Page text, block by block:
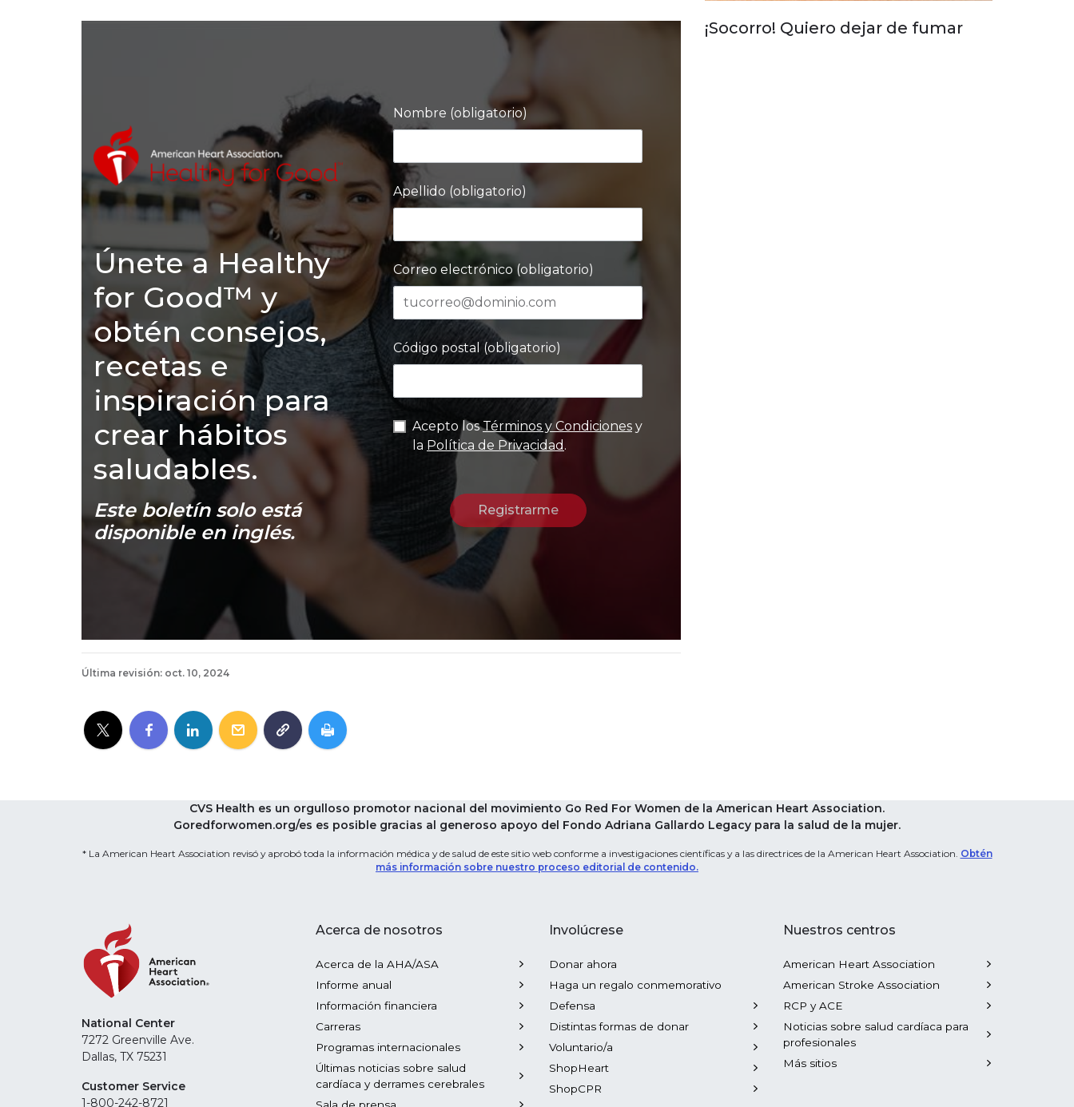
Únete a Healthy
for Good™ y
obtén consejos,
recetas e
inspiración para
crear hábitos
saludables.
Este boletín solo está
disponible en inglés.
Nombre (obligatorio)
Apellido (obligatorio)
Correo electrónico (obligatorio)
Código postal (obligatorio)
Acepto losTérminos y Condiciones y
la Política de Privacidad .
Última revisión: oct. 10, 2024
¡Socorro! Quiero dejar de fumar
CVS Health es un orgulloso promotor nacional del movimiento Go Red For Women de la American Heart Association.
Goredforwomen.org/es es posible gracias al generoso apoyo del Fondo Adriana Gallardo Legacy para la salud de la mujer.
* La American Heart Association revisó y aprobó toda la información médica y de salud de este sitio web conforme a investigaciones científicas y a las directrices de la American Heart Association. Obtén
más información sobre nuestro proceso editorial de contenido.
National Center
7272 Greenville Ave.
Dallas, TX 75231
Customer Service
1-800-242-8721
Acerca de nosotros
Acerca de la AHA/ASA
Informe anual
Información financiera
Carreras
Programas internacionales
Últimas noticias sobre salud
cardíaca y derrames cerebrales
Involúcrese
Donar ahora
Haga un regalo conmemorativo
Defensa
Distintas formas de donar
Voluntario/a
ShopHeart
ShopCPR
Nuestros centros
American Heart Association
American Stroke Association
RCP y ACE
Noticias sobre salud cardíaca para
profesionales
Más sitios